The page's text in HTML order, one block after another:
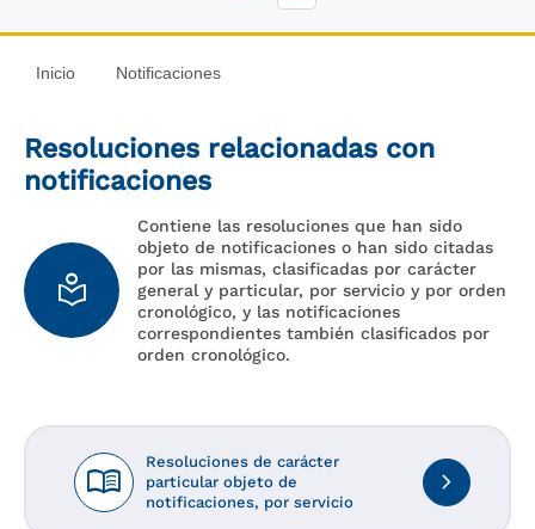
Inicio Notificaciones
local_library
Resoluciones relacionadas con
notificaciones
Contiene las resoluciones que han sido
objeto de notificaciones o han sido citadas
por las mismas, clasificadas por carácter
general y particular, por servicio y por orden
cronológico, y las notificaciones
correspondientes también clasificados por
orden cronológico.
menu_book
Resoluciones de carácter
particular objeto de
notificaciones, por servicio
navigate_next